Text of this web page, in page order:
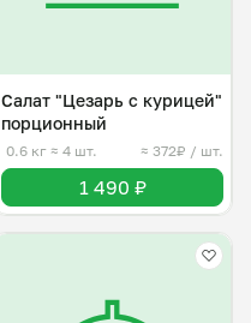
Салат "Цезарь с курицей"
порционный
0.6 кг ≈ 4 шт. ≈ 372₽ / шт.
1 490 ₽